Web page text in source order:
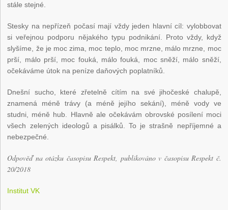
stále stejné.
Stesky na nepřízeň počasí mají vždy jeden hlavní cíl: vylobbovat
si veřejnou podporu nějakého typu podnikání. Proto vždy, když
slyšíme, že je moc zima, moc teplo, moc mrzne, málo mrzne, moc
prší, málo prší, moc fouká, málo fouká, moc sněží, málo sněží,
očekáváme útok na peníze daňových poplatníků.
Dnešní sucho, které zřetelně cítím na své jihočeské chalupě,
znamená méně trávy (a méně jejího sekání), méně vody ve
studni, méně hub. Hlavně ale očekávám obrovské posílení moci
všech zelených ideologů a pisálků. To je strašně nepříjemné a
nebezpečné.
Odpověď na otázku časopisu Respekt, publikováno v časopisu Respekt č.
20/2018
Institut VK